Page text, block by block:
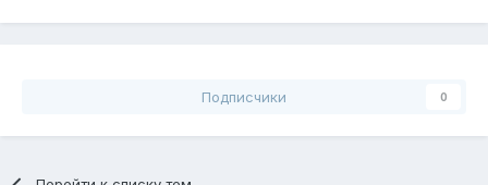
Подписчики 0